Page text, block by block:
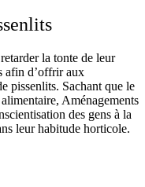
la tonte de leur
afin d’offrir aux
pissenlits. Sachant que le
Aménagements
des gens à la
leur habitude horticole.